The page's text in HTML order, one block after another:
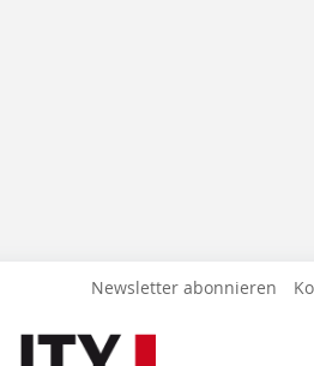
Newsletter abonnieren